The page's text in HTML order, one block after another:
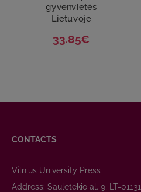
gyvenvietės
Lietuvoje
33.85€
CONTACTS
Vilnius University Press
Address: Saulėtekio al. 9, LT-